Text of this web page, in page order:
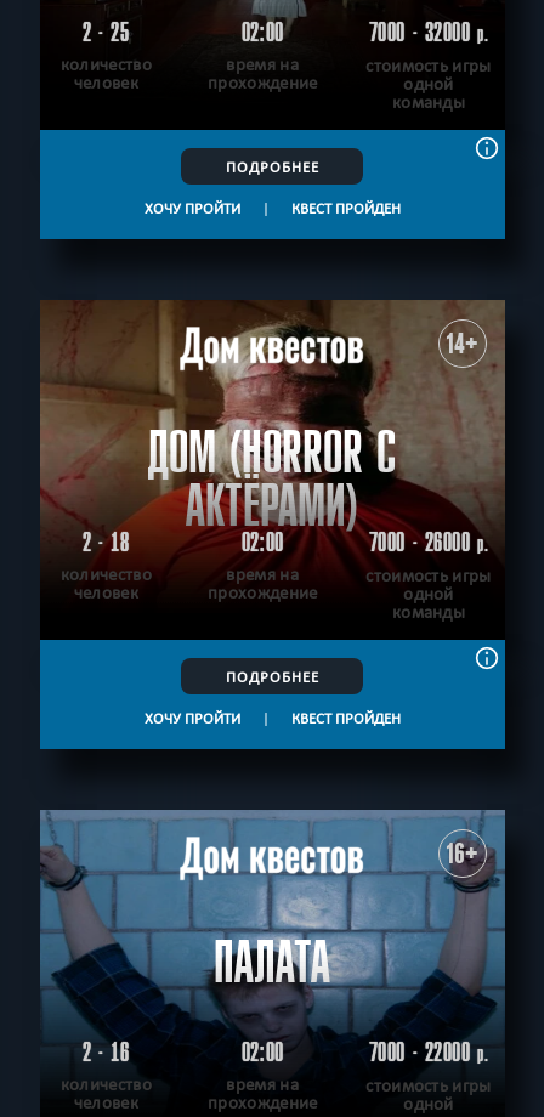
2 - 25
количество
человек
02:00
время на
прохождение
7000 - 32000р.
стоимость игры
одной
команды
ПОДРОБНЕЕ
ХОЧУ ПРОЙТИ | КВЕСТ ПРОЙДЕН
14+
ДОМ (HORROR С
АКТЁРАМИ)
2 - 18
количество
человек
02:00
время на
прохождение
7000 - 26000р.
стоимость игры
одной
команды
ПОДРОБНЕЕ
ХОЧУ ПРОЙТИ | КВЕСТ ПРОЙДЕН
16+
ПАЛАТА
2 - 16
количество
человек
02:00
время на
прохождение
7000 - 22000р.
стоимость игры
одной